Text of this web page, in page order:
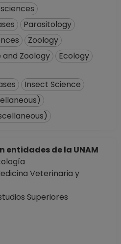
Parasitology
Zoology
and Zoology
Ecology
Insect Science
entidades de la UNAM
Veterinaria y
Superiores